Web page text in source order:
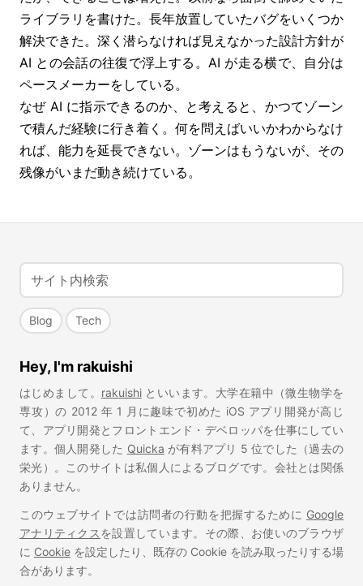
ライブラリを書けた。長年放置していたバグをいくつか
解決できた。深く潜らなければ見えなかった設計方針が
AI との会話の往復で浮上する。AI が走る横で、自分は
ペースメーカーをしている。
なぜ AI に指示できるのか、と考えると、かつてゾーン
で積んだ経験に行き着く。何を問えばいいかわからなけ
れば、能力を延長できない。ゾーンはもうないが、その
残像がいまだ動き続けている。
Blog Tech
Hey, I'm rakuishi
はじめまして。 rakuishiといいます。大学在籍中（微生物学を
専攻）の 2012 年 1 月に趣味で初めた iOS アプリ開発が高じ
て、アプリ開発とフロントエンド・デベロッパを仕事にしてい
ます。個人開発した Quicka が有料アプリ 5 位でした（過去の
栄光）。このサイトは私個人によるブログです。会社とは関係
ありません。
このウェブサイトでは訪問者の行動を把握するために Google
アナリティクスを設置しています。その際、お使いのブラウザ
に Cookie を設定したり、既存の Cookie を読み取ったりする場
合があります。